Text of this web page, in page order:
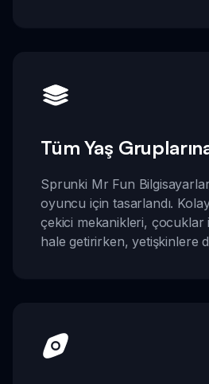
Tüm Yaş
Sprunki Mr Fun
oyuncu için tasarlandı.
çekici mekanikleri, çocuklar
hale getirirken, yetişkinlere